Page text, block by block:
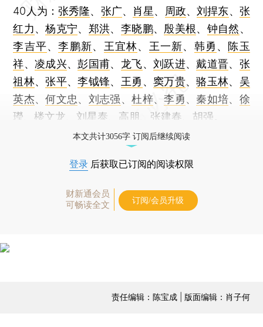
40人为：张秀隆、 张广、 肖星、 周政、刘捍东、 张
红力、杨克宁、 郑洪、 李晓鹏、 殷美根、 钟自然、
李吉平、李鹏新、 王宜林、 王一新、 韩勇 、 陈玉
祥、凌成兴、彭国甫、 龙飞、 刘跃进、戴道晋、 张
祖林、张平、李钺锋、 王勇 、 窦万贵、骆玉林、 吴
英杰、何文忠、 刘志强、杜梓、李勇、 秦如培、 徐
㼆
楼文龙 刘星泰 高朋 张建春 、胡强
本文共计3056字 订阅后继续阅读
登录 后获取已订阅的阅读权限
财新通会员
可畅读全文
订阅/会员升级
责任编辑：陈宝成 | 版面编辑：肖子何